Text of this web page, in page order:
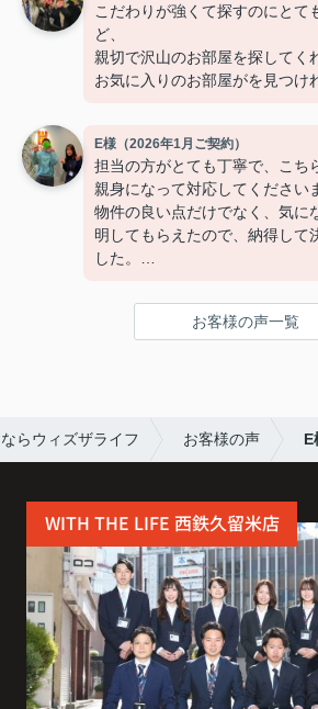
こだわりが強くて探すのにとて
ど、
親切で沢山のお部屋を探してく
お気に入りのお部屋がを見つけ
E様（2026年1月ご契約）
担当の方がとても丁寧で、こち
親身になって対応してください
物件の良い点だけでなく、気に
明してもらえたので、納得して
した。
られました。
また引っ越しの機会があれば、
お客様の声一覧
らウィズザライフ お客様の声 E
WITH THE LIFE 西鉄久留米店